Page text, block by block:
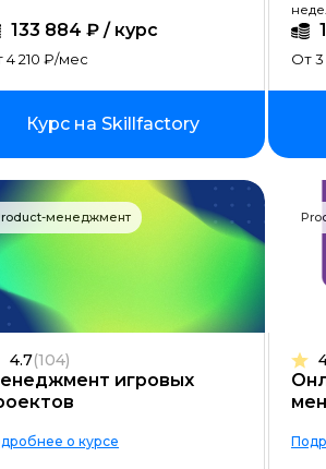
Фреймворк
Фреймворк
Фреймворк
Работа с GIT
Фреймворк
Алгоритмы и
Docker
133 884 ₽ / курс
4 210 ₽/мес
Курс на Skillfactory
От
менеджмент
игровых
4.7(104)
о курсе